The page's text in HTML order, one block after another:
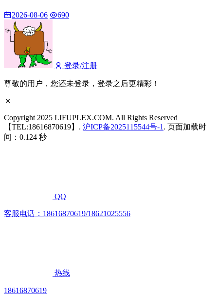
2026-08-06 690
登录/注册
尊敬的用户，您还未登录，登录之后更精彩！
Copyright 2025 LIFUPLEX.COM. All Rights Reserved
【TEL:18616870619】. 沪ICP备2025115544号-1 . 页面加载时
间：0.124 秒
QQ
客服电话：18616870619/18621025556
热线
18616870619